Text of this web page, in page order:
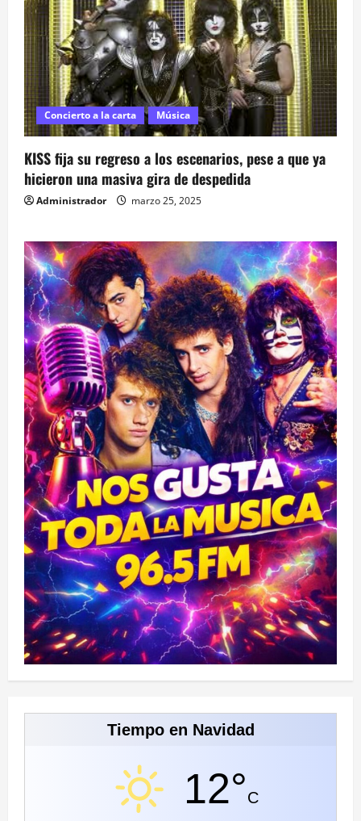
Concierto a la carta Música
KISS fija su regreso a los escenarios, pese a que ya
hicieron una masiva gira de despedida
Administrador marzo 25, 2025
Tiempo en Navidad
12°C